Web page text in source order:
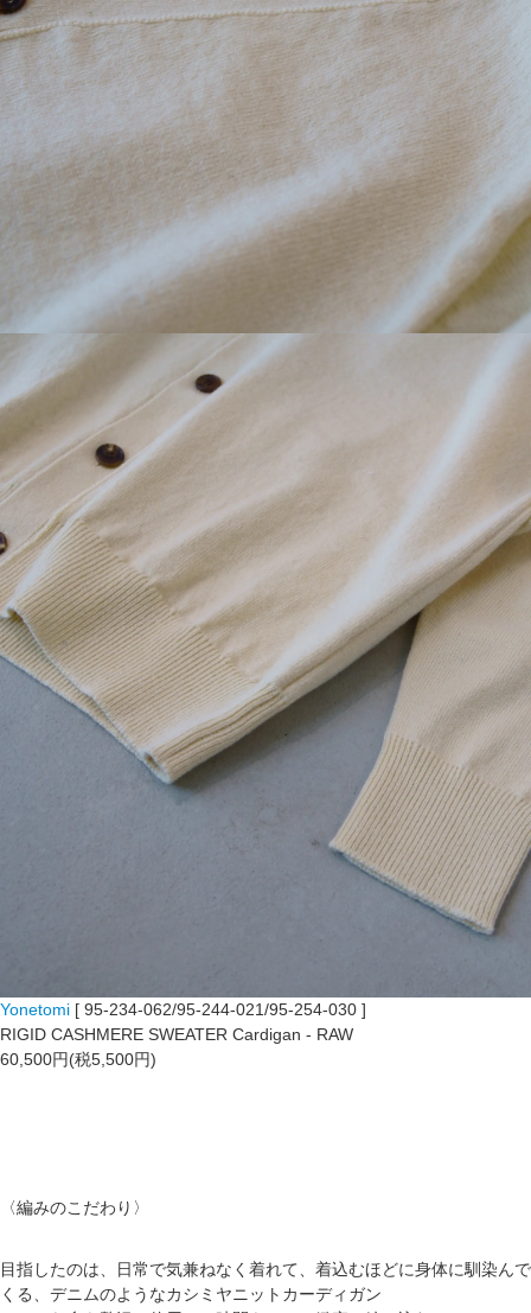
Yonetomi [ 95-234-062/95-244-021/95-254-030 ]
RIGID CASHMERE SWEATER Cardigan - RAW
60,500円(税5,500円)
〈編みのこだわり〉
目指したのは、日常で気兼ねなく着れて、着込むほどに身体に馴染んで
くる、デニムのようなカシミヤニットカーディガン